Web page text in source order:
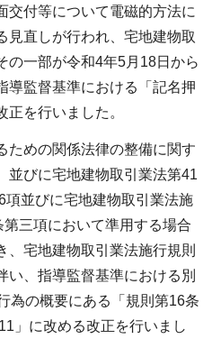
交付等について電磁的方法に
見直しが行われ、宅地建物取
の一部が令和4年5月18日から
導監督基準における「記名押
を行いました。
ための関係法律の整備に関す
並びに宅地建物取引業法第41
並びに宅地建物取引業法施
三項において準用する場合
、宅地建物取引業法施行規則
い、指導監督基準における別
為の概要にある「規則第16条
」に改める改正を行いまし